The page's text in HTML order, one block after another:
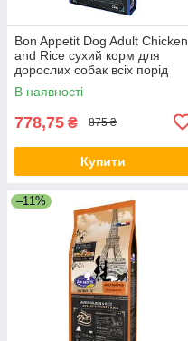
Bon Appetit Dog Adult Chicken
and Rice сухий корм для
дорослих собак всіх порід
В наявності
778,75 ₴ 875 ₴
Купити
–11%